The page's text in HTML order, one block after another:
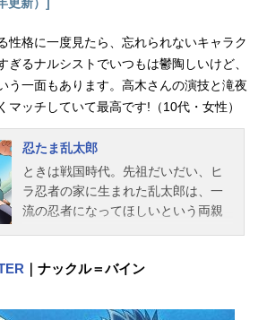
性格に一度見たら、忘れられないキャラク
ぎるナルシストでいつもは鬱陶しいけど、
う一面もあります。高木さんの演技と滝夜
マッチしていて最高です!（10代・女性）
忍たま乱太郎
ときは戦国時代。先祖だいだい、ヒ
ラ忍者の家に生まれた乱太郎は、一
流の忍者になってほしいという両親
んべヱや、いくさで親をなくしなが
た。忍術学園のせいとは忍者のたま
｜ナックル＝バイン